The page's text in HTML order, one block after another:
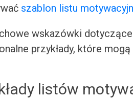
szablon listu
wskazówki
przykłady, które
listów